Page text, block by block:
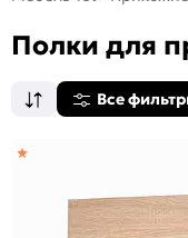
Полки для
Все